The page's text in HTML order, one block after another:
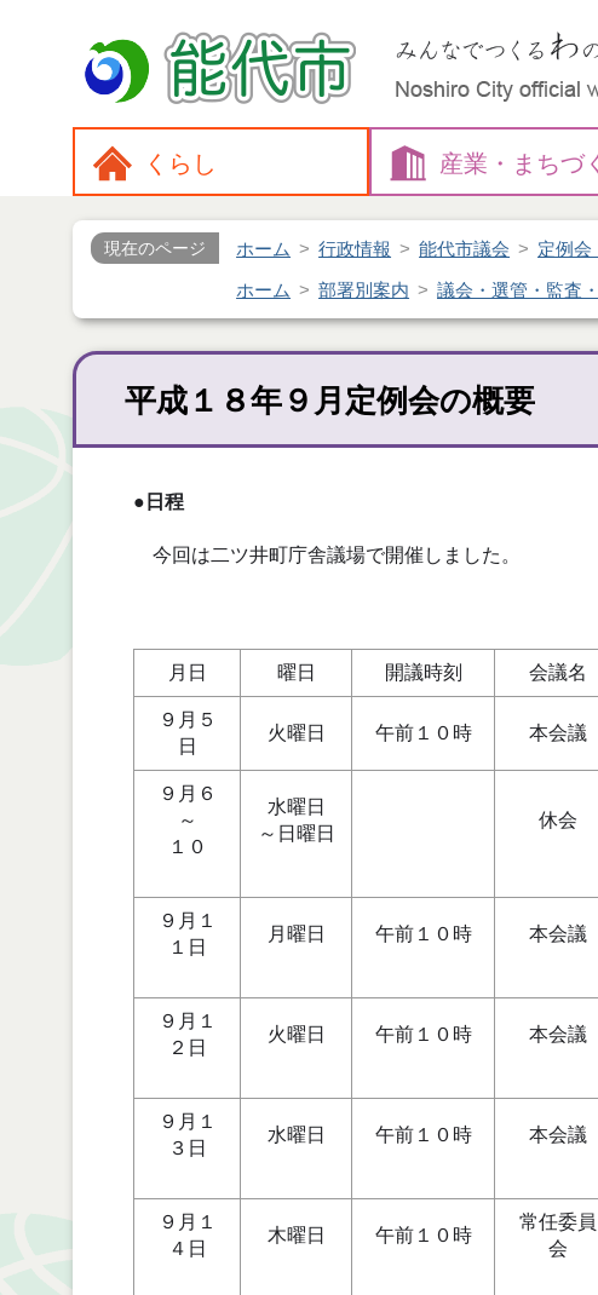
くらし 産業・ まちづ
現在のページ ホーム 行政情報 能代市議会 定例会
ホーム 部署別案内 議会・選管・監査
平成１８年９月定例会の概要
●日程
今回は二ツ井町庁舎議場で開催しました。
月日 曜日 開議時刻 会議名
９月５
日
火曜日 午前１０時 本会議
９月６
～
１０
水曜日
～日曜日
休会
９月１
１日
月曜日 午前１０時 本会議
９月１
２日
火曜日 午前１０時 本会議
９月１
３日
水曜日 午前１０時 本会議
９月１
４日
木曜日 午前１０時
常任委員
会